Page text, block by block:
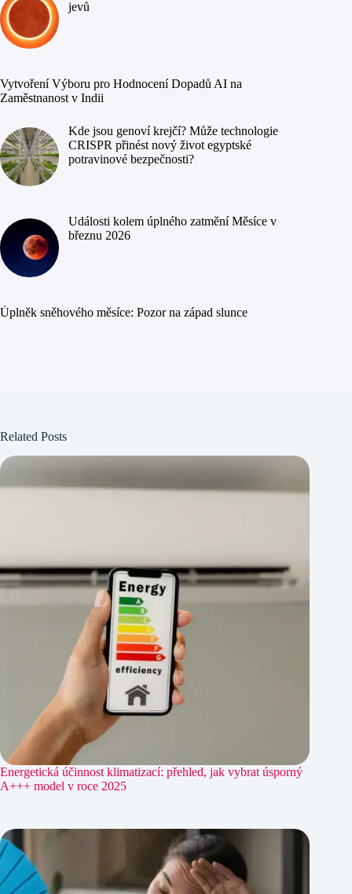
jevů
Vytvoření Výboru pro Hodnocení Dopadů AI na
Zaměstnanost v Indii
Kde jsou genoví krejčí? Může technologie
CRISPR přinést nový život egyptské
potravinové bezpečnosti?
Události kolem úplného zatmění Měsíce v
březnu 2026
Úplněk sněhového měsíce: Pozor na západ slunce
Related Posts
Energetická účinnost klimatizací: přehled, jak vybrat úsporný
A+++ model v roce 2025